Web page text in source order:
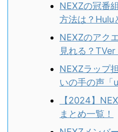
NEXZの冠番
方法は？Hulu
NEXZのアク
見れる？TVer
NEXZラップ
いの手の声「
【2024】
まとめ一覧！